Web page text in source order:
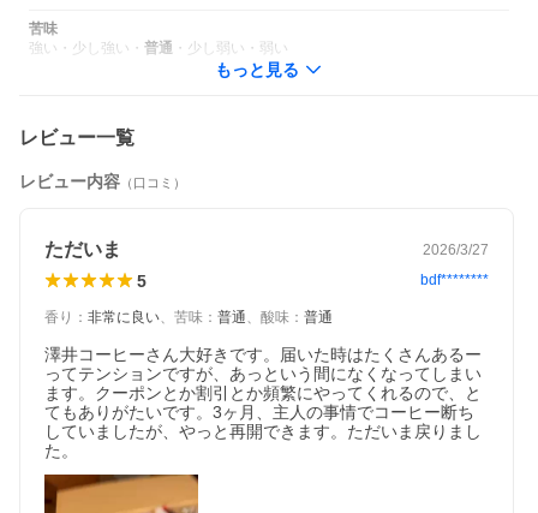
苦味
強い ・ 少し強い ・ 普通 ・ 少し弱い ・ 弱い
もっと見る
レビュー一覧
レビュー内容 （口コミ）
ただいま 2026/3/27
5 bdf********
香り ： 非常に良い、 苦味 ： 普通、 酸味 ： 普通
澤井コーヒーさん大好きです。届いた時はたくさんあるー
ってテンションですが、あっという間になくなってしまい
ます。クーポンとか割引とか頻繁にやってくれるので、と
てもありがたいです。3ヶ月、主人の事情でコーヒー断ち
していましたが、やっと再開できます。ただいま戻りまし
た。